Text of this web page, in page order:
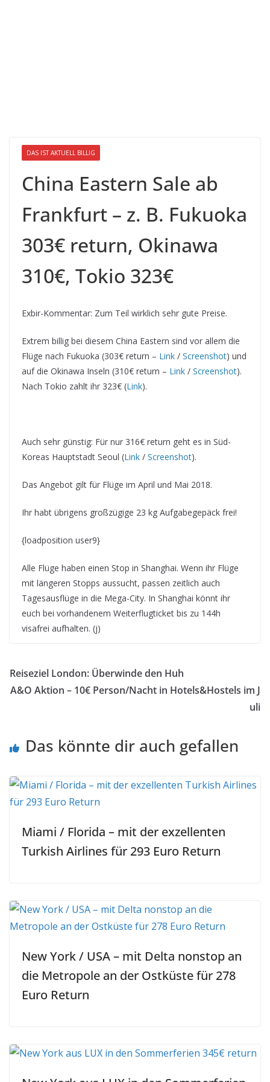
DAS IST AKTUELL BILLIG
China Eastern Sale ab
Frankfurt – z. B. Fukuoka
303€ return, Okinawa
310€, Tokio 323€
Exbir-Kommentar: Zum Teil wirklich sehr gute Preise.
Extrem billig bei diesem China Eastern sind vor allem die
Flüge nach Fukuoka (303€ return – Link / Screenshot) und
auf die Okinawa Inseln (310€ return – Link / Screenshot).
Nach Tokio zahlt ihr 323€ (Link).
Auch sehr günstig: Für nur 316€ return geht es in Süd-
Koreas Hauptstadt Seoul (Link / Screenshot).
Das Angebot gilt für Flüge im April und Mai 2018.
Ihr habt übrigens großzügige 23 kg Aufgabegepäck frei!
{loadposition user9}
Alle Flüge haben einen Stop in Shanghai. Wenn ihr Flüge
mit längeren Stopps aussucht, passen zeitlich auch
Tagesausflüge in die Mega-City. In Shanghai könnt ihr
euch bei vorhandenem Weiterflugticket bis zu 144h
visafrei aufhalten. (j)
Reiseziel London: Überwinde den Huh
A&O Aktion – 10€ Person/Nacht in Hotels&Hostels im J
uli
Das könnte dir auch gefallen
Miami / Florida – mit der exzellenten
Turkish Airlines für 293 Euro Return
New York / USA – mit Delta nonstop an
die Metropole an der Ostküste für 278
Euro Return